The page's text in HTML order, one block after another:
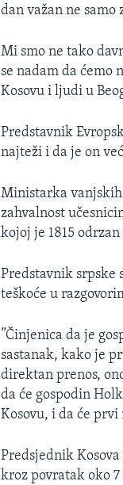
dan važan ne
Mi smo ne tako
se nadam da ćemo
Kosovu i ljudi u
Predstavnik
najteži i da je on
Ministarka vanjskih
zahvalnost
kojoj je 1815
Predstavnik srpske
teškoće u
”Činjenica da je
sastanak, kako je
direktan prenos,
da će gospodin
Kosovu, i da će
Predsjednik
kroz povratak oko